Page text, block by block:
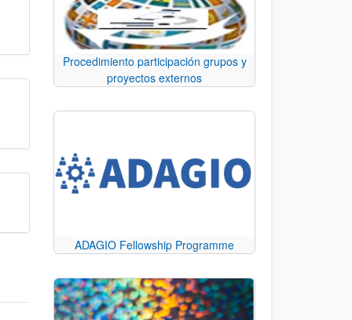
Procedimiento participación grupos y
proyectos externos
ADAGIO Fellowship Programme